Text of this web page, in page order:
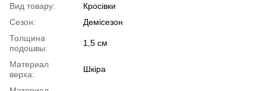
Вид товару:
Кросівки
Сезон:
Демісезон
Толщина
подошвы:
1,5 см
Материал
верха:
Шкіра